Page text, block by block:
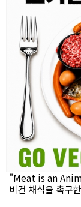
"Meat is an
비건 채식을 촉구